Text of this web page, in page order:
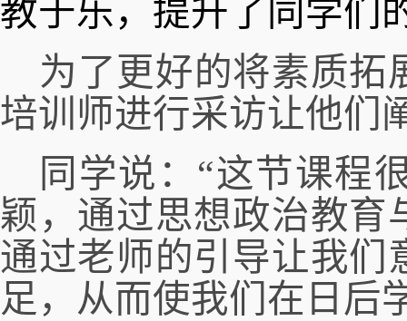
教于乐，提升了同学们
为了更好的将素质拓
培训师进行采访让他们
同学说： “这节课程
颖，通过思想政治教育
通过老师的引导让我们
足，从而使我们在日后